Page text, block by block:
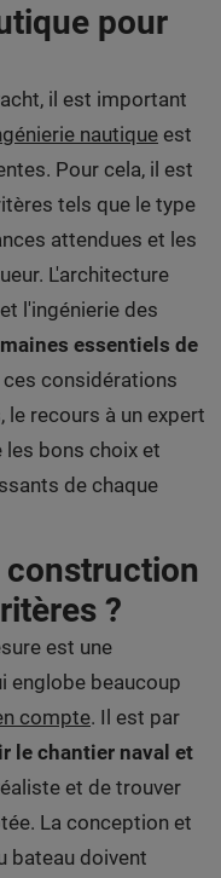
pour
il est important
nautique est
Pour cela, il est
tels que le type
attendues et les
L'architecture
l'ingénierie des
essentiels de
ces considérations
recours à un expert
les bons choix et
de chaque
?
est une
englobe beaucoup
compte. Il est par
le chantier naval et
et de trouver
La conception et
bateau doivent